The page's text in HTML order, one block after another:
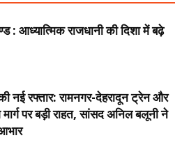
: आध्यात्मिक राजधानी की दिशा में बढ़े
नई रफ्तार: रामनगर-देहरादून ट्रेन और
पर बड़ी राहत, सांसद अनिल बलूनी ने